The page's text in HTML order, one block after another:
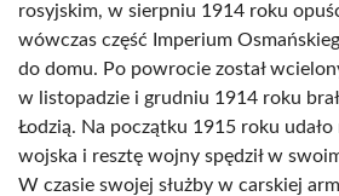
rosyjskim, w sierpniu 1914 roku
wówczas część Imperium
do domu. Po powrocie został
w listopadzie i grudniu 1914 roku
Łodzią. Na początku 1915 roku
wojska i resztę wojny spędził w
W czasie swojej służby w carskiej